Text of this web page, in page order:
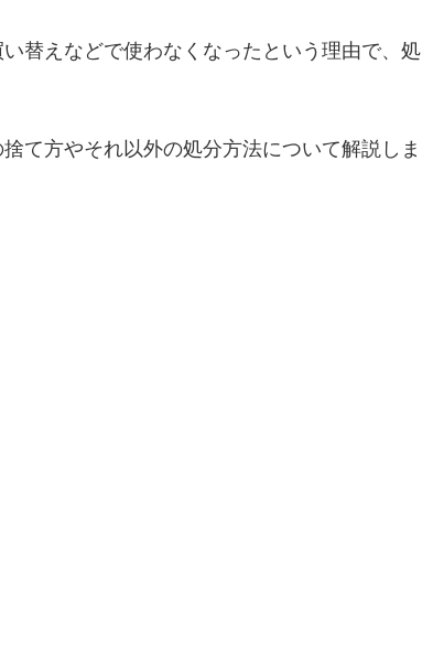
替えなどで使わなくなったという理由で、処
て方やそれ以外の処分方法について解説しま